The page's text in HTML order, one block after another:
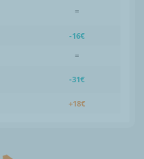
=
-16€
=
-31€
+18€